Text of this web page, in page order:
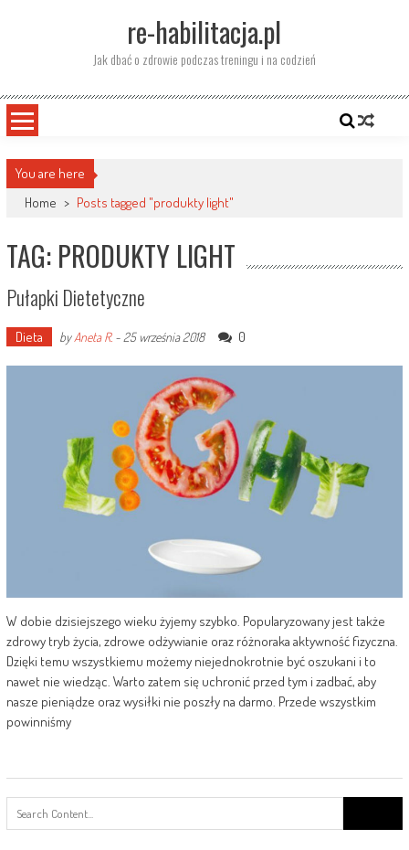
re-habilitacja.pl
Jak dbać o zdrowie podczas treningu i na codzień
You are here
Home > Posts tagged "produkty light"
TAG: PRODUKTY LIGHT
Pułapki Dietetyczne
Dieta byAneta R.- 25 września 2018 0
W dobie dzisiejszego wieku żyjemy szybko. Popularyzowany jest także
zdrowy tryb życia, zdrowe odżywianie oraz różnoraka aktywność fizyczna.
Dzięki temu wszystkiemu możemy niejednokrotnie być oszukani i to
nawet nie wiedząc. Warto zatem się uchronić przed tym i zadbać, aby
nasze pieniądze oraz wysiłki nie poszły na darmo. Przede wszystkim
powinniśmy
for: